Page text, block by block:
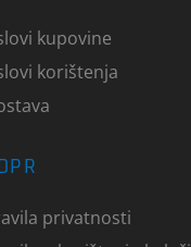
kupovine
korištenja
privatnosti